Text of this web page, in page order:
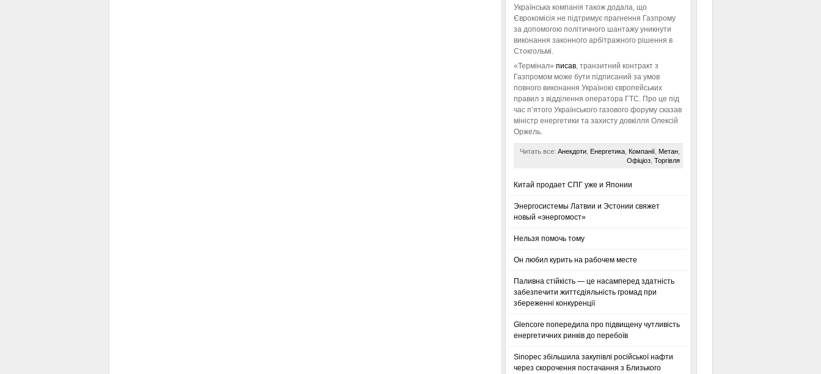
Українська компанія також додала, що
Єврокомісія не підтримує прагнення Газпрому
за допомогою політичного шантажу уникнути
виконання законного арбітражного рішення в
Стокгольмі.
«Термінал» писав, транзитний контракт з
Газпромом може бути підписаний за умов
повного виконання Україною європейських
правил з відділення оператора ГТС. Про це під
час п’ятого Українського газового форуму сказав
міністр енергетики та захисту довкілля Олексій
Оржель.
Читать все: Анекдоти, Енергетика, Компанії, Метан,
Офіціоз, Торгівля
Китай продает СПГ уже и Японии
Энергосистемы Латвии и Эстонии свяжет
новый «энергомост»
Нельзя помочь тому
Он любил курить на рабочем месте
Паливна стійкість — це насамперед здатність
забезпечити життєдіяльність громад при
збереженні конкуренції
Glencore попередила про підвищену чутливість
енергетичних ринків до перебоїв
Sinopec збільшила закупівлі російської нафти
через скорочення постачання з Близького